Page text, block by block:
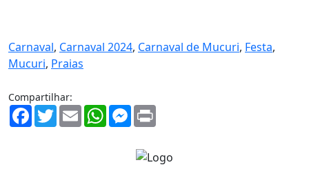
Carnaval, Carnaval 2024, Carnaval de Mucuri, Festa,
Mucuri, Praias
Compartilhar:
Facebook
TwitterEmailWhatsAppMessenger